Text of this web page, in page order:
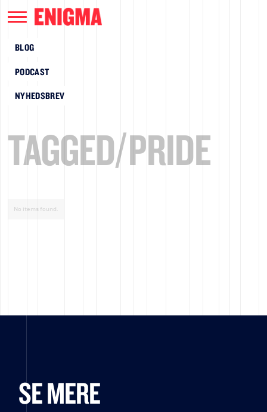
BLOG
PODCAST
NYHEDSBREV
TAGGED/PRIDE
No items found.
SE MERE